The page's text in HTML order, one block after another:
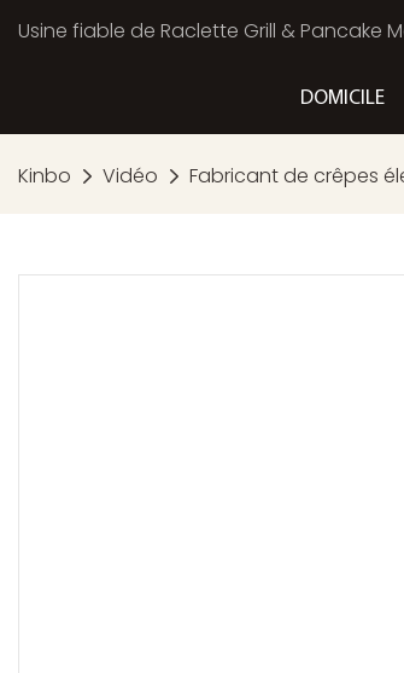
Usine fiable de Raclette Grill & Pancake
DOMICILE
Kinbo Vidéo Fabricant de crêpes